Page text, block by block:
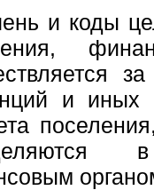
и коды
и иных